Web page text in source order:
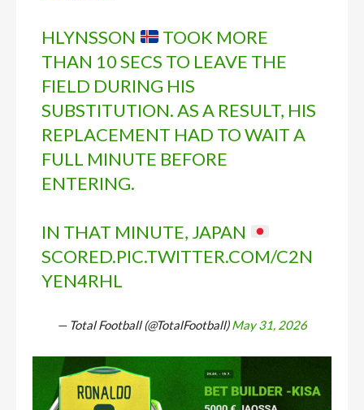
HLYNSSON
TOOK MORE
THAN 10 SECS TO LEAVE THE
FIELD DURING HIS
SUBSTITUTION. AS A RESULT, HIS
REPLACEMENT HAD TO WAIT A
FULL MINUTE BEFORE
ENTERING.
IN THAT MINUTE, JAPAN
SCORED.PIC.TWITTER.COM/C2N
YEN4RHL
— Total Football (@TotalFootball)May 31, 2026